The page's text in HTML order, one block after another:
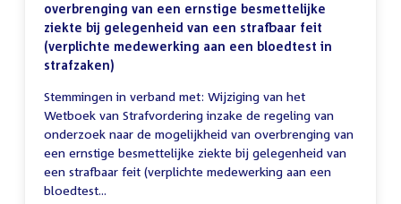
overbrenging van een ernstige besmettelijke
ziekte bij gelegenheid van een strafbaar feit
(verplichte medewerking aan een bloedtest in
strafzaken)
Stemmingen in verband met: Wijziging van het
Wetboek van Strafvordering inzake de regeling van
onderzoek naar de mogelijkheid van overbrenging van
een ernstige besmettelijke ziekte bij gelegenheid van
een strafbaar feit (verplichte medewerking aan een
bloedtest...